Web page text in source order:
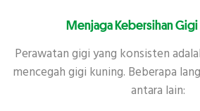
Menjaga Kebersihan Gigi
Perawatan gigi yang konsisten
mencegah gigi kuning. Beberapa
antara lain: